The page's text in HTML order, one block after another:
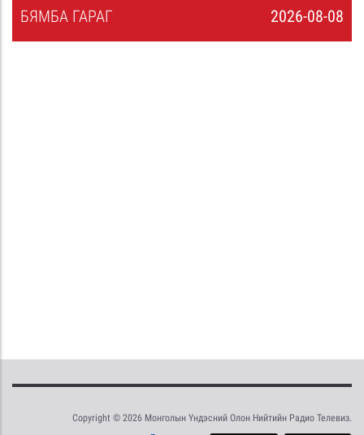
2026-08-08
БЯМБА ГАРАГ
Copyright © 2026 Монголын Үндэсний Олон Нийтийн Радио Телевиз.